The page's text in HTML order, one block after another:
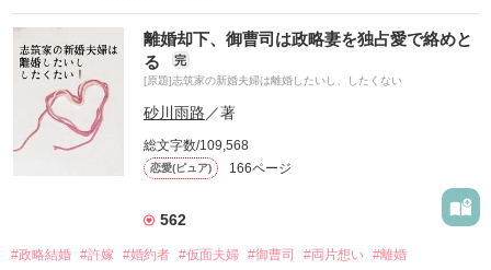
\\～便宜上、極上社長の偽婚約者になりましたが
容赦なく愛されています～//
2020年4月13日完結公開
ねえ、私のこと花嫁にしてくれますか？
＊＊＊＊＊
2020.6.1〜2020.6.8
あり夫であるネイサン・サッカリーから離縁を宣言される。ア
ンダーソン家の女子は代々王家に嫁ぐことが決められており、
彼女も例外ではなかった。その為、幼少から厳しい妃教育に耐
え、結婚したというのに、彼女は夫からいっさい顧みられなか
った。それどころか、夫は彼女の実父の後妻の娘、つまり義姉
と公然と浮気をしていた、そして、彼女と離縁後義姉と結婚す
るとも宣言する。しかも、彼女を隣国の国王に生贄に捧げると
も宣言した。だが、彼女は内心よろこんだ。やっと自由になれ
る。自由になれるのなら、生贄でもなんでもなるわ、と。が、
その踊り場で事故が起こる。義姉が彼女を階段から落としたの
だ。全身を強く打ち、気を失うサエ。気を失ったまま、彼女は
サエ。国王ヴィクター・ホワイトウェイはごつくて強面で、彼
離婚却下、御曹司は政略妻を独占愛で絡めと
る
完
[原題]志筑家の新婚夫婦は離婚したいし、したくない
砂川雨路 ／著
総文字数/109,568
恋愛(ピュア) 166ページ
562
#政略結婚 #許嫁 #婚約者 #仮面夫婦 #御曹司 #両片想い #離婚